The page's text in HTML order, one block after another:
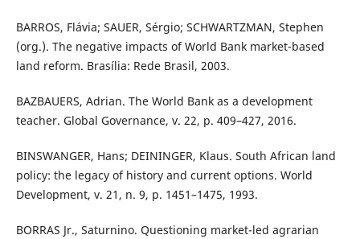
BARROS, Flávia; SAUER, Sérgio; SCHWARTZMAN, Stephen
(org.). The negative impacts of World Bank market-based
land reform. Brasília: Rede Brasil, 2003.
BAZBAUERS, Adrian. The World Bank as a development
teacher. Global Governance, v. 22, p. 409–427, 2016.
BINSWANGER, Hans; DEININGER, Klaus. South African land
policy: the legacy of history and current options. World
Development, v. 21, n. 9, p. 1451–1475, 1993.
BORRAS Jr., Saturnino. Questioning market-led agrarian